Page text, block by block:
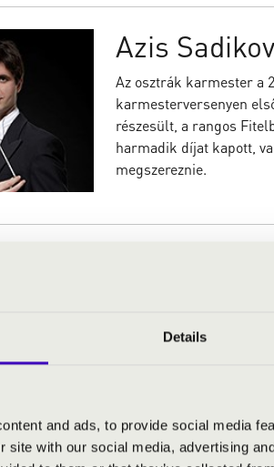
Details
and ads, to provide social media
site with our social media, advertising
Azis
Az osztrák karmester a
karmesterversenyen
részesült, a rangos
harmadik díjat kapott,
megszereznie.
Zeneszerzés szakon
karvezetés, ezt
növendékeként. Már